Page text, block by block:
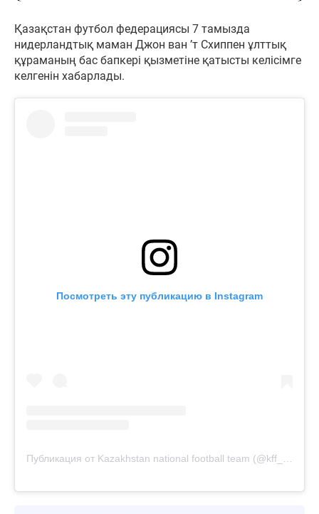
Қазақстан футбол федерациясы 7 тамызда
нидерландтық маман Джон ван ’т Схиппен ұлттық
құраманың бас бапкері қызметіне қатысты келісімге
келгенін хабарлады.
Посмотреть эту публикацию в Instagram